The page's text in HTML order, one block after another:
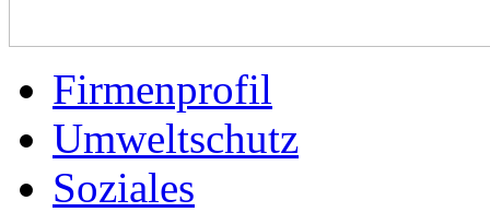
Firmenprofil
Umweltschutz
Soziales